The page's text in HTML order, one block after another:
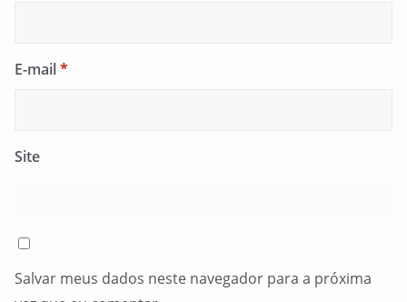
E-mail*
Site
Salvar meus dados neste navegador para a próxima